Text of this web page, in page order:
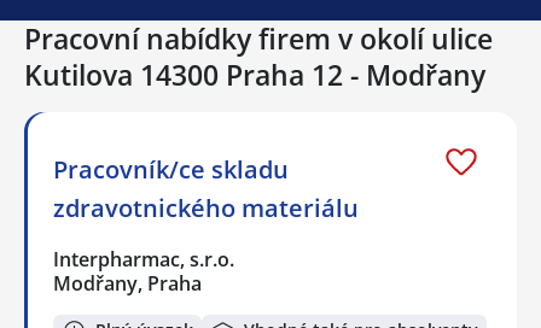
Pracovní nabídky firem v okolí ulice
Kutilova 14300 Praha 12 - Modřany
Pracovník/ce skladu
zdravotnického materiálu
Interpharmac, s.r.o.
Modřany, Praha